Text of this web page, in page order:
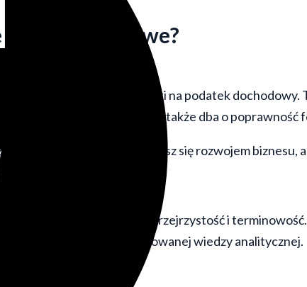
biuro podatkowe?
czy obliczaniem zaliczki na podatek dochodowy.
Urzędem Skarbowym i ZUS, a także dba o
w ustawach, Ty zajmujesz się rozwojem biznesu,
gdzie liczy się przejrzystość i terminowość.
wymagająca zaawansowanej wiedzy analitycznej.